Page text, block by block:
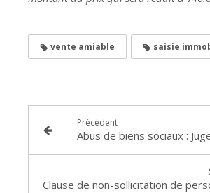
vente amiable saisie
Précédent